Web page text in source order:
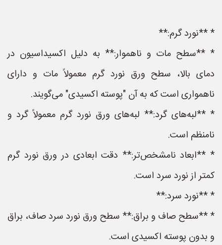
* **نورد گرم:**
* **سطح مات و ناهموار:** به دلیل اکسیداسیون در
دمای بالا، سطح ورق نورد گرم معمولاً مات و دارای
ناهمواری است که به آن "پوسته اکسیدی" می‌گویند.
* **لبه‌های گرد:** لبه‌های ورق نورد گرم معمولاً گرد و
نامنظم است.
* **ابعاد نامشخص‌تر:** دقت ابعادی در ورق نورد گرم
کمتر از نورد سرد است.
* **نورد سرد:**
* **سطح صاف و براق:** سطح ورق نورد سرد صاف، براق
و بدون پوسته اکسیدی است.